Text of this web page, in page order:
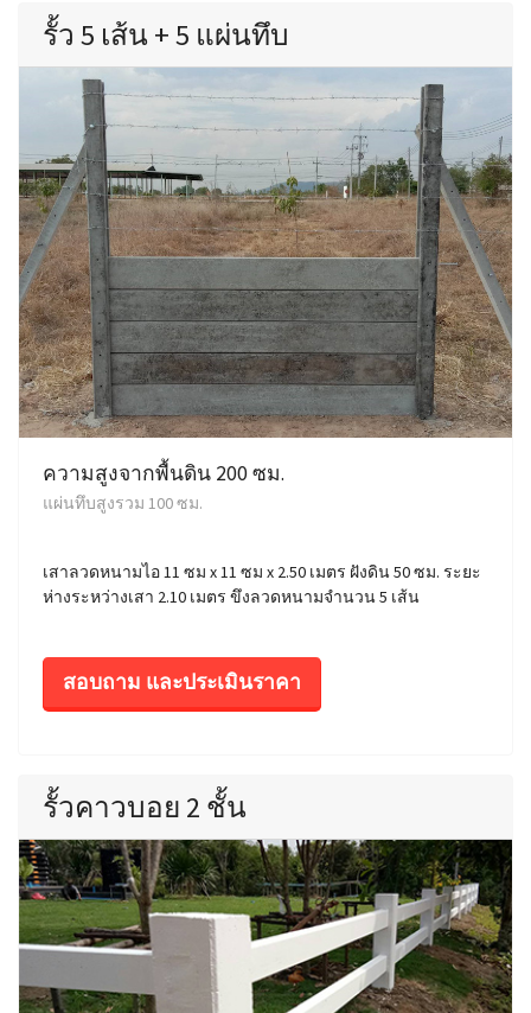
รั้ว 5 เส้น + 5 แผ่นทึบ
ความสูงจากพื้นดิน 200 ซม.
แผ่นทึบสูงรวม 100 ซม.
เสาลวดหนามไอ 11 ซม x 11 ซม x 2.50 เมตร ฝังดิน 50 ซม. ระยะ
ห่างระหว่างเสา 2.10 เมตร ขึงลวดหนามจำนวน 5 เส้น
สอบถาม และประเมินราคา
รั้วคาวบอย 2 ชั้น